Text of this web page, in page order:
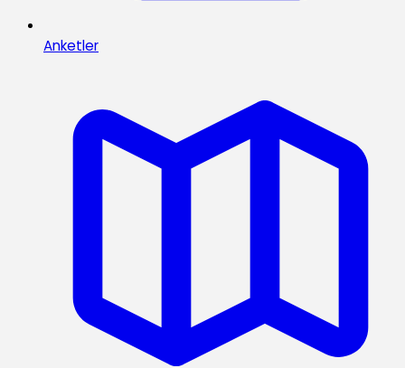
Anketler